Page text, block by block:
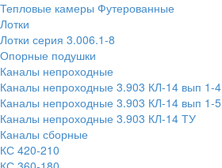
Тепловые камеры Футерованные
Лотки
Лотки серия 3.006.1-8
Опорные подушки
Каналы непроходные
Каналы непроходные 3.903 КЛ-14 вып 1-4
Каналы непроходные 3.903 КЛ-14 вып 1-5
Каналы непроходные 3.903 КЛ-14 ТУ
Каналы сборные
КС 420-210